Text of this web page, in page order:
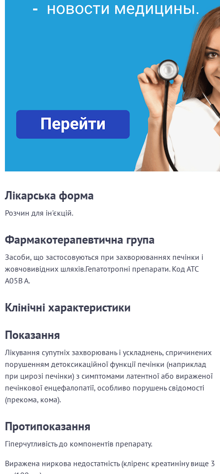
Лікарська форма
Розчин для ін'єкцій.
Фармакотерапевтична група
Засоби, що застосовуються при захворюваннях печінки і
жовчовивідних шляхів.Гепатотропні препарати. Код АТС
А05В А.
Клінічні характеристики
Показання
Лікування супутніх захворювань і ускладнень, спричинених
порушенням детоксикаційної функції печінки (наприклад
при цирозі печінки) з симптомами латентної або вираженої
печінкової енцефалопатії, особливо порушень свідомості
(прекома, кома).
Протипоказання
Гіперчутливість до компонентів препарату.
Виражена ниркова недостатність (кліренс креатиніну вище 3